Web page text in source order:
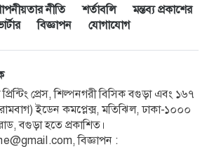
নীতি শর্তাবলি
মন্তব্য প্রকাশের
বিজ্ঞাপন যোগাযোগ
প্রেস, শিল্পনগরী বিসিক বগুড়া এবং ১৬৭
ইডেন কমপ্লেক্স, মতিঝিল, ঢাকা-১০০০
বগুড়া হতে প্রকাশিত।
বিজ্ঞাপন :